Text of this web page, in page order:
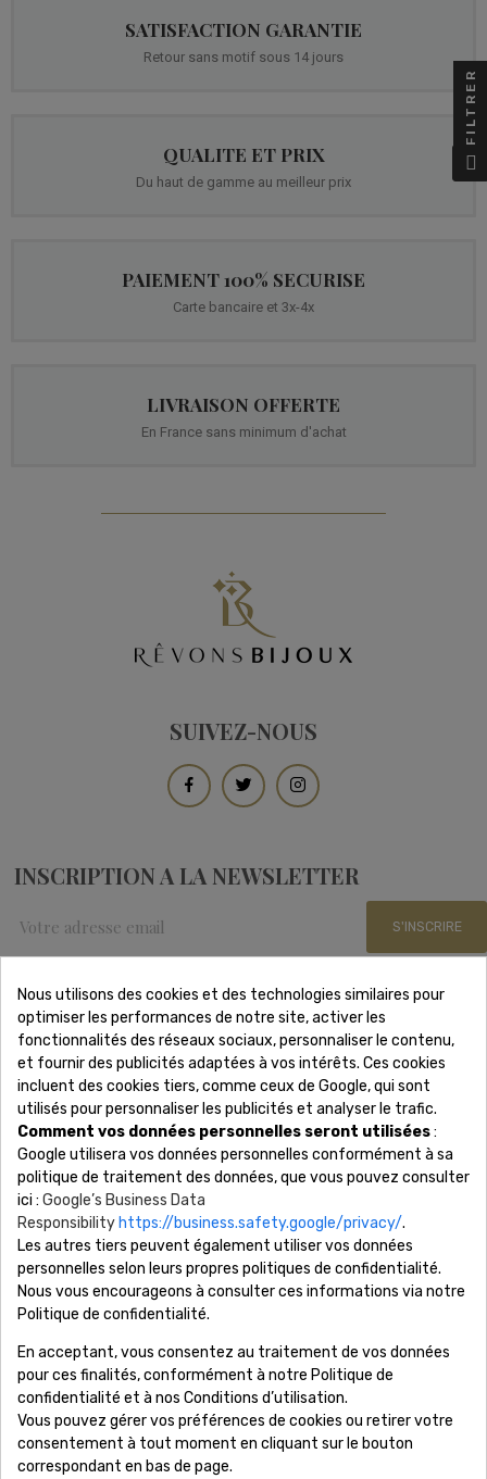
SATISFACTION GARANTIE
Retour sans motif sous 14 jours
QUALITE ET PRIX
Du haut de gamme au meilleur prix
PAIEMENT 100% SECURISE
Carte bancaire et 3x-4x
LIVRAISON OFFERTE
En France sans minimum d'achat
SUIVEZ-NOUS
INSCRIPTION A LA NEWSLETTER
S'INSCRIRE
Nous Contacter
Adresse: 15 rue Scribe 75009 Paris
Téléphone: 01 88 61 53 85
Lundi - Samedi 8h-19h
Email: contact@revonsbijoux.com
Société
Information
Votre Compte
Produits 
Nous utilisons des cookies et des technologies similaires pour
optimiser les performances de notre site, activer les
fonctionnalités des réseaux sociaux, personnaliser le contenu,
et fournir des publicités adaptées à vos intérêts. Ces cookies
incluent des cookies tiers, comme ceux de Google, qui sont
utilisés pour personnaliser les publicités et analyser le trafic.
Comment vos données personnelles seront utilisées:
Google utilisera vos données personnelles conformément à sa
politique de traitement des données, que vous pouvez consulter
ici : Google’s Business Data
Responsibilityhttps://business.safety.google/privacy/.
Les autres tiers peuvent également utiliser vos données
personnelles selon leurs propres politiques de confidentialité.
Nous vous encourageons à consulter ces informations via notre
Politique de confidentialité.
En acceptant, vous consentez au traitement de vos données
pour ces finalités, conformément à notre Politique de
confidentialité et à nos Conditions d’utilisation.
Vous pouvez gérer vos préférences de cookies ou retirer votre
consentement à tout moment en cliquant sur le bouton
correspondant en bas de page.
FILTRER